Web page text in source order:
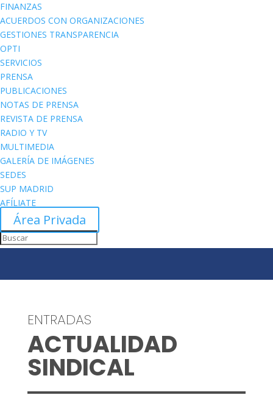
FINANZAS
ACUERDOS CON ORGANIZACIONES
GESTIONES TRANSPARENCIA
OPTI
SERVICIOS
PRENSA
PUBLICACIONES
NOTAS DE PRENSA
REVISTA DE PRENSA
RADIO Y TV
MULTIMEDIA
GALERÍA DE IMÁGENES
SEDES
SUP MADRID
AFÍLIATE
Área Privada
ENTRADAS
ACTUALIDAD
SINDICAL